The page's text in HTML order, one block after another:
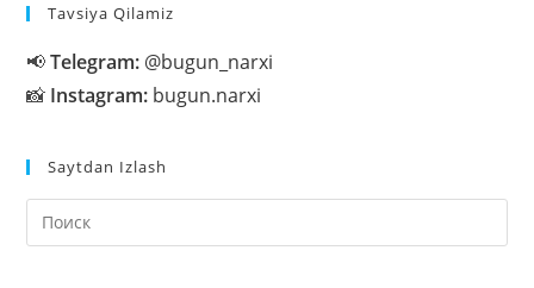
Tavsiya Qilamiz
📢Telegram: @bugun_narxi
📸 Instagram: bugun.narxi
Saytdan Izlash